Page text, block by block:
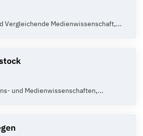
Vergleichende Medienwissenschaft,...
und Medienwissenschaften,...